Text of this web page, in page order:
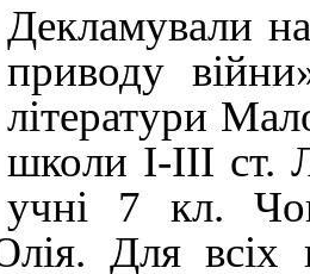
Декламували
приводу
літератури
школи I-III ст.
учні 7 кл.
Для всіх